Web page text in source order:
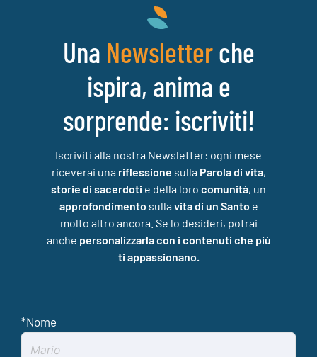
Una Newsletterche
ispira, anima e
sorprende: iscriviti!
Iscriviti alla nostra Newsletter: ogni mese
riceverai una riflessione sulla Parola di vita,
storie di sacerdoti e della loro comunità, un
approfondimento sulla vita di un Santo e
molto altro ancora. Se lo desideri, potrai
anche personalizzarla con i contenuti che più
ti appassionano.